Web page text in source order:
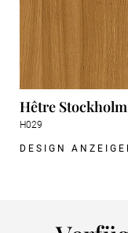
Hêtre Stockholm
H029
DESIGN